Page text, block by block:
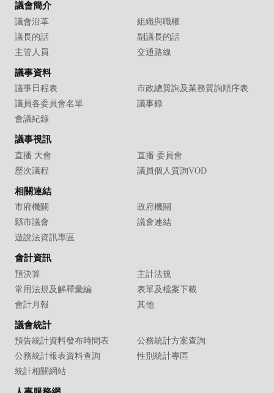
議會簡介
議會沿革
組織與職權
議長的話
副議長的話
主管人員
交通路線
議事資料
議事日程表
市政總質詢及業務質詢順序表
議員各委員會名單
議事錄
會議紀錄
議事視訊
直播 大會
直播 委員會
歷次議程
議員個人質詢VOD
相關連結
市府機關
政府機關
縣市議會
議會連結
遊說法資訊專區
會計資訊
預決算
主計法規
常用法規及解釋彙編
表單及檔案下載
會計月報
其他
議會統計
預告統計資料發布時間表
公務統計方案查詢
公務統計報表資料查詢
性別統計專區
統計相關網站